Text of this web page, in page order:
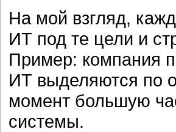
На мой взгляд,
ИТ под те цели и
Пример: компания
ИТ выделяются по
момент большую
системы.